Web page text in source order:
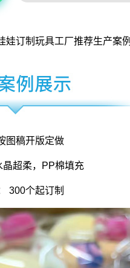
娃订制 玩具工厂推荐生产案例
图稿开版定做
晶超柔，PP棉填充
300个起订制